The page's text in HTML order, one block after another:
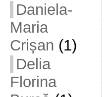
Daniela-
Maria
Crișan (1)
Delia
Florina